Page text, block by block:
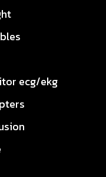
ecg/ekg